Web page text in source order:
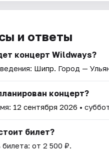
и ответы
концерт Wildways?
Шипр. Город —
концерт?
12 сентября 2026 •
билет?
от 2 500 ₽.